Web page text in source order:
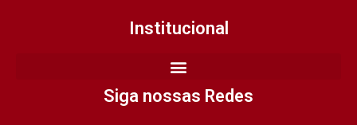
Institucional
Siga nossas Redes